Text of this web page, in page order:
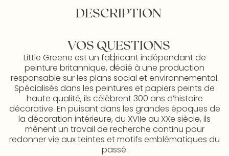
DESCRIPTION
VOS QUESTIONS
Little Greene est un fabricant indépendant de
peinture britannique, dédié à une production
responsable sur les plans social et environnemental.
Spécialisés dans les peintures et papiers peints de
haute qualité, ils célèbrent 300 ans d’histoire
décorative. En puisant dans les grandes époques de
la décoration intérieure, du XVIIe au XXe siècle, ils
mènent un travail de recherche continu pour
redonner vie aux teintes et motifs emblématiques du
passé.